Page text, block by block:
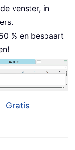
venster, in
% en bespaart
Gratis